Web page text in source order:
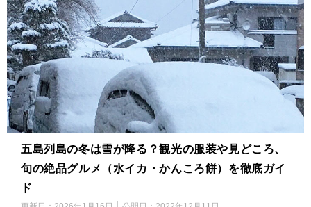
五島列島の冬は雪が降る？観光の服装や見どころ、
旬の絶品グルメ（水イカ・かんころ餅）を徹底ガイ
ド